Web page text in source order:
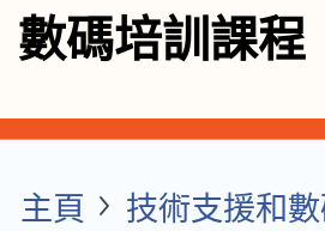
數碼培訓課程
主頁 技術支援和數